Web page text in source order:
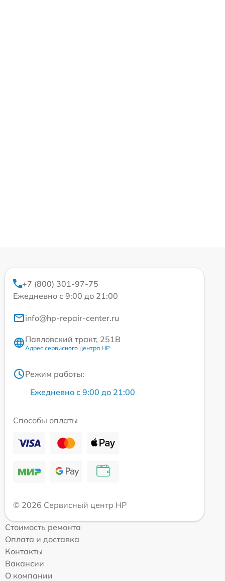
+7 (800) 301-97-75
Ежедневно с 9:00 до 21:00
info@hp-repair-center.ru
Павловский тракт, 251В
Адрес сервисного центра HP
Режим работы:
Ежедневно с 9:00 до 21:00
Способы оплаты
© 2026 Сервисный центр HP
Стоимость ремонта
Оплата и доставка
Контакты
Вакансии
О компании